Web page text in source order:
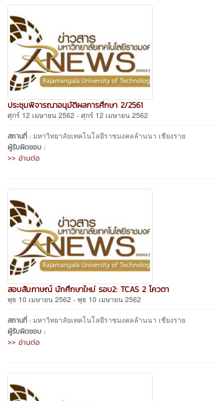
ประชุมพิจารณาอนุมัติผลการศึกษา 2/2561
ศุกร์ 12 เมษายน 2562 - ศุกร์ 12 เมษายน 2562
สถานที่ : มหาวิทยาลัยเทคโนโลยีราชมงคลล้านนา เชียงราย
ผู้รับผิดชอบ :
>> อ่านต่อ
สอบสัมภาษณ์ นักศึกษาใหม่ รอบ2: TCAS 2 โควตา
พุธ 10 เมษายน 2562 - พุธ 10 เมษายน 2562
สถานที่ : มหาวิทยาลัยเทคโนโลยีราชมงคลล้านนา เชียงราย
ผู้รับผิดชอบ :
>> อ่านต่อ